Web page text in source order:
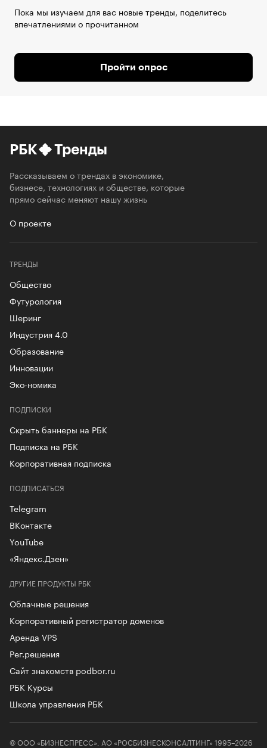
Пока мы изучаем для вас новые тренды, поделитесь
впечатлениями о прочитанном
Пройти опрос
РБК Тренды
Рассказываем о трендах в экономике,
бизнесе, технологиях и обществе, которые
прямо сейчас меняют нашу жизнь
О проекте
ТРЕНДЫ
Общество
Футурология
Шеринг
Индустрия 4.0
Образование
Инновации
Эко-номика
ПОДПИСКИ
Скрыть баннеры на РБК
Подписка на РБК
Корпоративная подписка
ДРУГИЕ ПРОДУКТЫ РБК
Облачные решения
Корпоративный регистратор доменов
Аренда VPS
Рег.решения
Сайт знакомств podbor.ru
РБК Курсы
Школа управления РБК
ПОДПИСАТЬСЯ
Telegram
ВКонтакте
YouTube
«Яндекс.Дзен»
© ООО «БИЗНЕСПРЕСС», АО «РОСБИЗНЕСКОНСАЛТИНГ» 1995–2026